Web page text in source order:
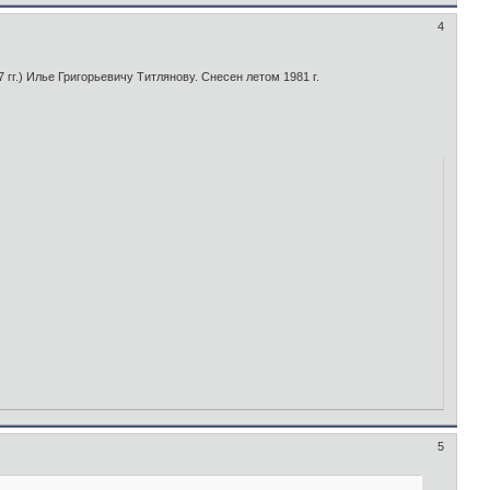
4
Илье Григорьевичу Титлянову. Снесен летом 1981 г.
5